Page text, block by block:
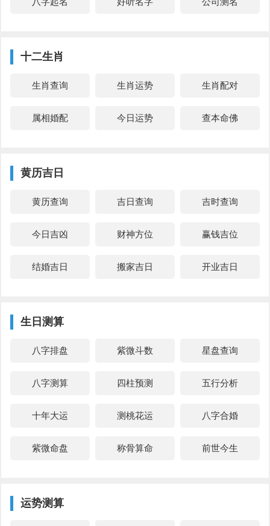
十二生肖
生肖查询 生肖运势 生肖配对
属相婚配 今日运势 查本命佛
黄历吉日
黄历查询 吉日查询 吉时查询
今日吉凶 财神方位 赢钱吉位
结婚吉日 搬家吉日 开业吉日
生日测算
八字排盘 紫微斗数 星盘查询
八字测算 四柱预测 五行分析
十年大运 测桃花运 八字合婚
紫微命盘 称骨算命 前世今生
运势测算